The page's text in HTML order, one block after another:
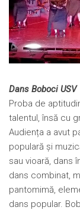
Un
Dans Boboci USV
Proba de
talentul, însă cu
Audiența a avut
populară și
sau vioară, dans
dans combinat,
pantomimă,
dans popular.